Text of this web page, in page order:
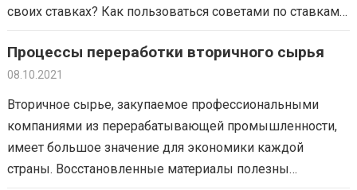
своих ставках? Как пользоваться советами по ставкам?
Процессы переработки вторичного сырья
08.10.2021
Вторичное сырье, закупаемое профессиональными
компаниями из перерабатывающей промышленности,
имеет большое значение для экономики каждой
страны. Восстановленные материалы полезны